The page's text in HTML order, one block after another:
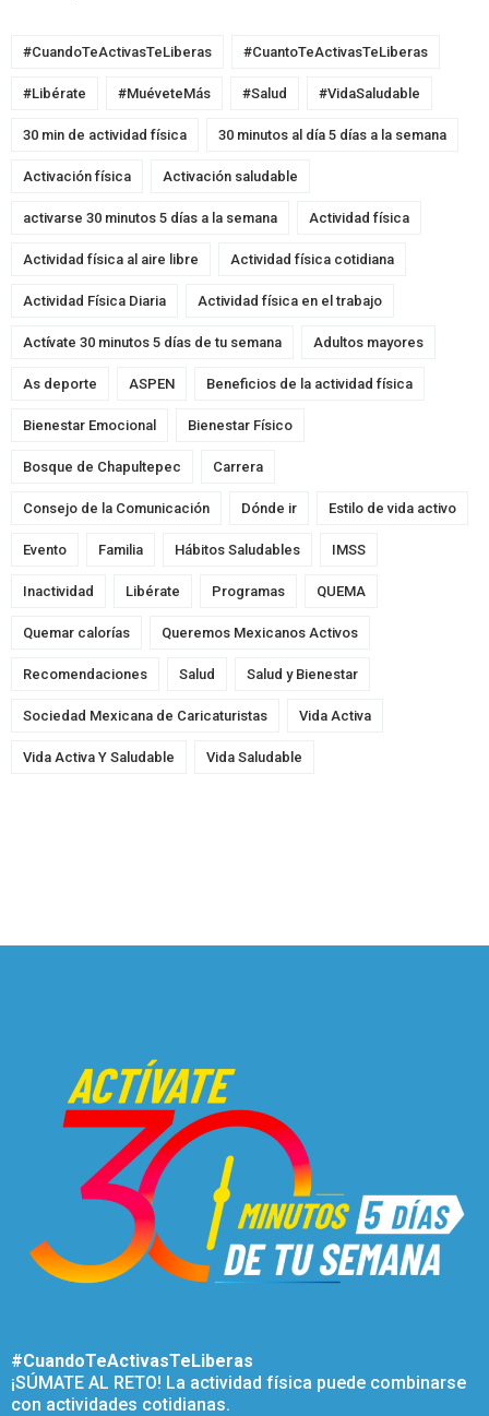
#CuandoTeActivasTeLiberas #CuantoTeActivasTeLiberas
#Libérate #MuéveteMás #Salud #VidaSaludable
30 min de actividad física 30 minutos al día 5 días a la semana
Activación física Activación saludable
activarse 30 minutos 5 días a la semana Actividad física
Actividad física al aire libre Actividad física cotidiana
Actividad Física Diaria Actividad física en el trabajo
Actívate 30 minutos 5 días de tu semana Adultos mayores
As deporte ASPEN Beneficios de la actividad física
Bienestar Emocional Bienestar Físico
Bosque de Chapultepec Carrera
Consejo de la Comunicación Dónde ir Estilo de vida activo
Evento Familia Hábitos Saludables IMSS
Inactividad Libérate Programas QUEMA
Quemar calorías Queremos Mexicanos Activos
Recomendaciones Salud Salud y Bienestar
Sociedad Mexicana de Caricaturistas Vida Activa
Vida Activa Y Saludable Vida Saludable
#CuandoTeActivasTeLiberas
¡SÚMATE AL RETO! La actividad física puede combinarse
con actividades cotidianas.